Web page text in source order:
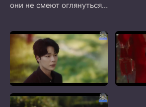
они не смеют оглянуться…